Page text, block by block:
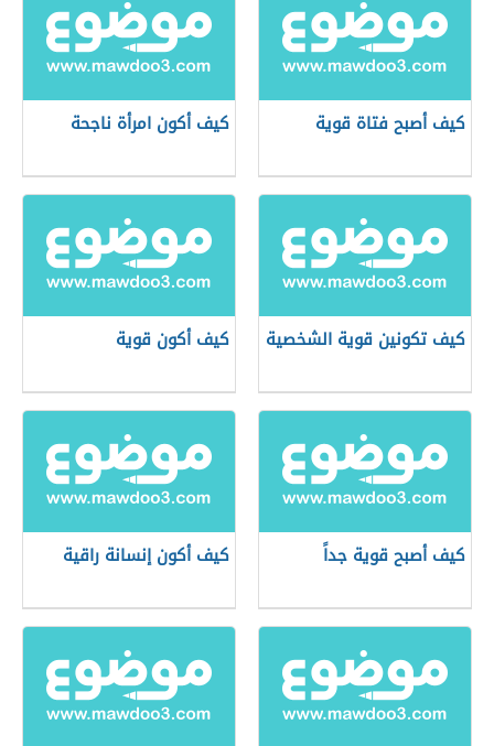
كيف أصبح فتاة قوية كيف أكون امرأة ناجحة
كيف تكونين قوية الشخصية كيف أكون قوية
كيف أصبح قوية جداً كيف أكون إنسانة راقية